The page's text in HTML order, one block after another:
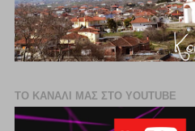
ΤΟ ΚΑΝΑΛΙ ΜΑΣ ΣΤΟ YOUTUBE